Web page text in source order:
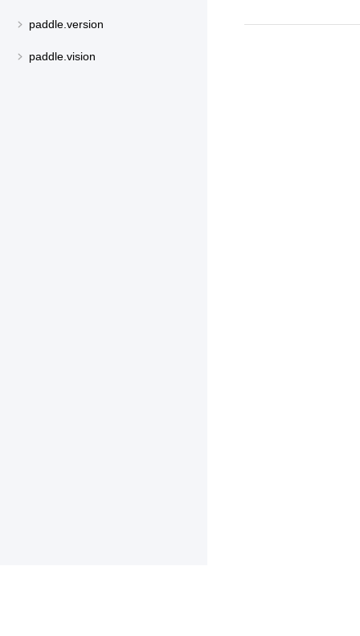
paddle.version
paddle.vision